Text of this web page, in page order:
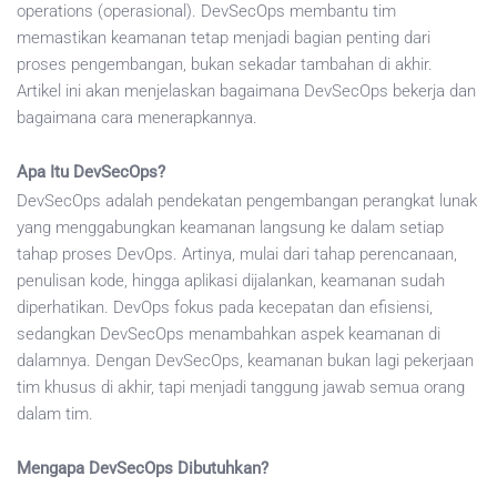
operations (operasional). DevSecOps membantu tim
memastikan keamanan tetap menjadi bagian penting dari
proses pengembangan, bukan sekadar tambahan di akhir.
Artikel ini akan menjelaskan bagaimana DevSecOps bekerja dan
bagaimana cara menerapkannya.
Apa Itu DevSecOps?
DevSecOps adalah pendekatan pengembangan perangkat lunak
yang menggabungkan keamanan langsung ke dalam setiap
tahap proses DevOps. Artinya, mulai dari tahap perencanaan,
penulisan kode, hingga aplikasi dijalankan, keamanan sudah
diperhatikan. DevOps fokus pada kecepatan dan efisiensi,
sedangkan DevSecOps menambahkan aspek keamanan di
dalamnya. Dengan DevSecOps, keamanan bukan lagi pekerjaan
tim khusus di akhir, tapi menjadi tanggung jawab semua orang
dalam tim.
Mengapa DevSecOps Dibutuhkan?